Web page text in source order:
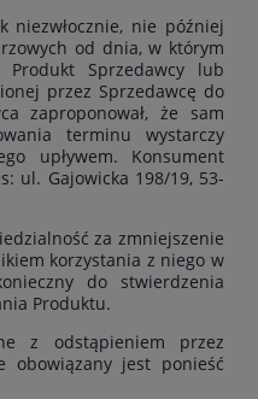
niezwłocznie, nie później
od dnia, w którym
Sprzedawcy lub
przez Sprzedawcę do
zaproponował, że sam
terminu wystarczy
upływem. Konsument
ul. Gajowicka 198/19, 53-
za zmniejszenie
korzystania z niego w
do stwierdzenia
Produktu.
z odstąpieniem przez
obowiązany jest ponieść